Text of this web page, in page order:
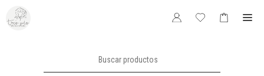
Saltar
contenido